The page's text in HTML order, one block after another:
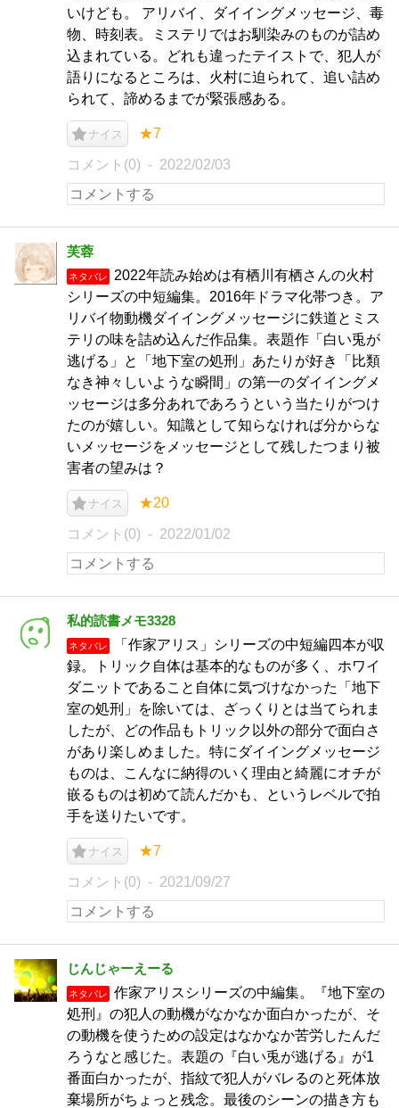
いけども。 アリバイ、ダイイングメッセージ、毒
物、時刻表。ミステリではお馴染みのものが詰め
込まれている。どれも違ったテイストで、犯人が
語りになるところは、火村に迫られて、追い詰め
られて、諦めるまでが緊張感ある。
ナイス ★7
コメント(0) 2022/02/03
芙蓉
ネタバレ
2022年読み始めは有栖川有栖さんの火村
シリーズの中短編集。2016年ドラマ化帯つき。ア
リバイ物動機ダイイングメッセージに鉄道とミス
テリの味を詰め込んだ作品集。表題作「白い兎が
逃げる」と「地下室の処刑」あたりが好き「比類
なき神々しいような瞬間」の第一のダイイングメ
ッセージは多分あれであろうという当たりがつけ
たのが嬉しい。知識として知らなければ分からな
いメッセージをメッセージとして残したつまり被
害者の望みは？
ナイス ★20
コメント(0) 2022/01/02
私的読書メモ3328
ネタバレ
「作家アリス」シリーズの中短編四本が収
録。トリック自体は基本的なものが多く、ホワイ
ダニットであること自体に気づけなかった「地下
室の処刑」を除いては、ざっくりとは当てられま
したが、どの作品もトリック以外の部分で面白さ
があり楽しめました。特にダイイングメッセージ
ものは、こんなに納得のいく理由と綺麗にオチが
嵌るものは初めて読んだかも、というレベルで拍
手を送りたいです。
ナイス ★7
コメント(0) 2021/09/27
じんじゃーえーる
ネタバレ
作家アリスシリーズの中編集。『地下室の
処刑』の犯人の動機がなかなか面白かったが、そ
の動機を使うための設定はなかなか苦労したんだ
ろうなと感じた。表題の『白い兎が逃げる』が1
番面白かったが、指紋で犯人がバレるのと死体放
棄場所がちょっと残念。最後のシーンの描き方も